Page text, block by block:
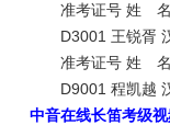
准考证号 姓 名
D3001 王锐胥 汉
准考证号 姓 名
D9001 程凯越 汉
中音在线长笛考级